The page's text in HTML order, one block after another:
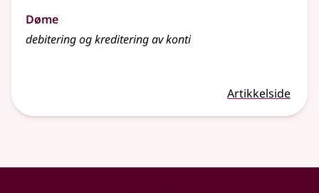
Døme
debitering og kreditering av konti
Artikkelside